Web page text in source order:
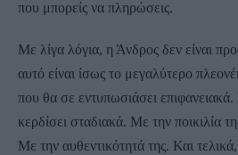
που μπορείς να πληρώσεις.
Με λίγα λόγια, η Άνδρος δεν είναι
αυτό είναι ίσως το μεγαλύτερο
που θα σε εντυπωσιάσει επιφανειακά.
κερδίσει σταδιακά. Με την ποικιλία
Με την αυθεντικότητά της. Και